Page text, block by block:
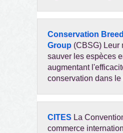
Conservation
Group (CBSG) Leur
sauver les espèces
augmentant
conservation dans le
CITES La
commerce